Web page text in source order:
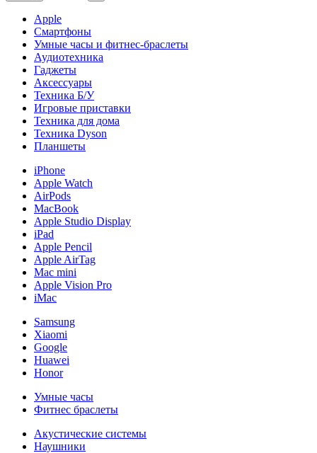
Apple
Смартфоны
Умные часы и фитнес-браслеты
Аудиотехника
Гаджеты
Аксессуары
Техника Б/У
Игровые приставки
Техника для дома
Техника Dyson
Планшеты
iPhone
Apple Watch
AirPods
MacBook
Apple Studio Display
iPad
Apple Pencil
Apple AirTag
Mac mini
Apple Vision Pro
iMac
Samsung
Xiaomi
Google
Huawei
Honor
Умные часы
Фитнес браслеты
Акустические системы
Наушники